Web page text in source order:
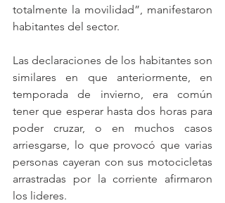
totalmente la movilidad”, manifestaron
habitantes del sector.
Las declaraciones de los habitantes son
similares en que anteriormente, en
temporada de invierno, era común
tener que esperar hasta dos horas para
poder cruzar, o en muchos casos
arriesgarse, lo que provocó que varias
personas cayeran con sus motocicletas
arrastradas por la corriente afirmaron
los lideres.